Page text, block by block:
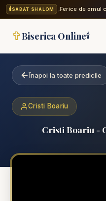
🕯️SABAT SHALOM „Ferice de
✞Biserica Online🕯️
Înapoi la toate predicile
Cristi Boariu
Cristi Boariu -